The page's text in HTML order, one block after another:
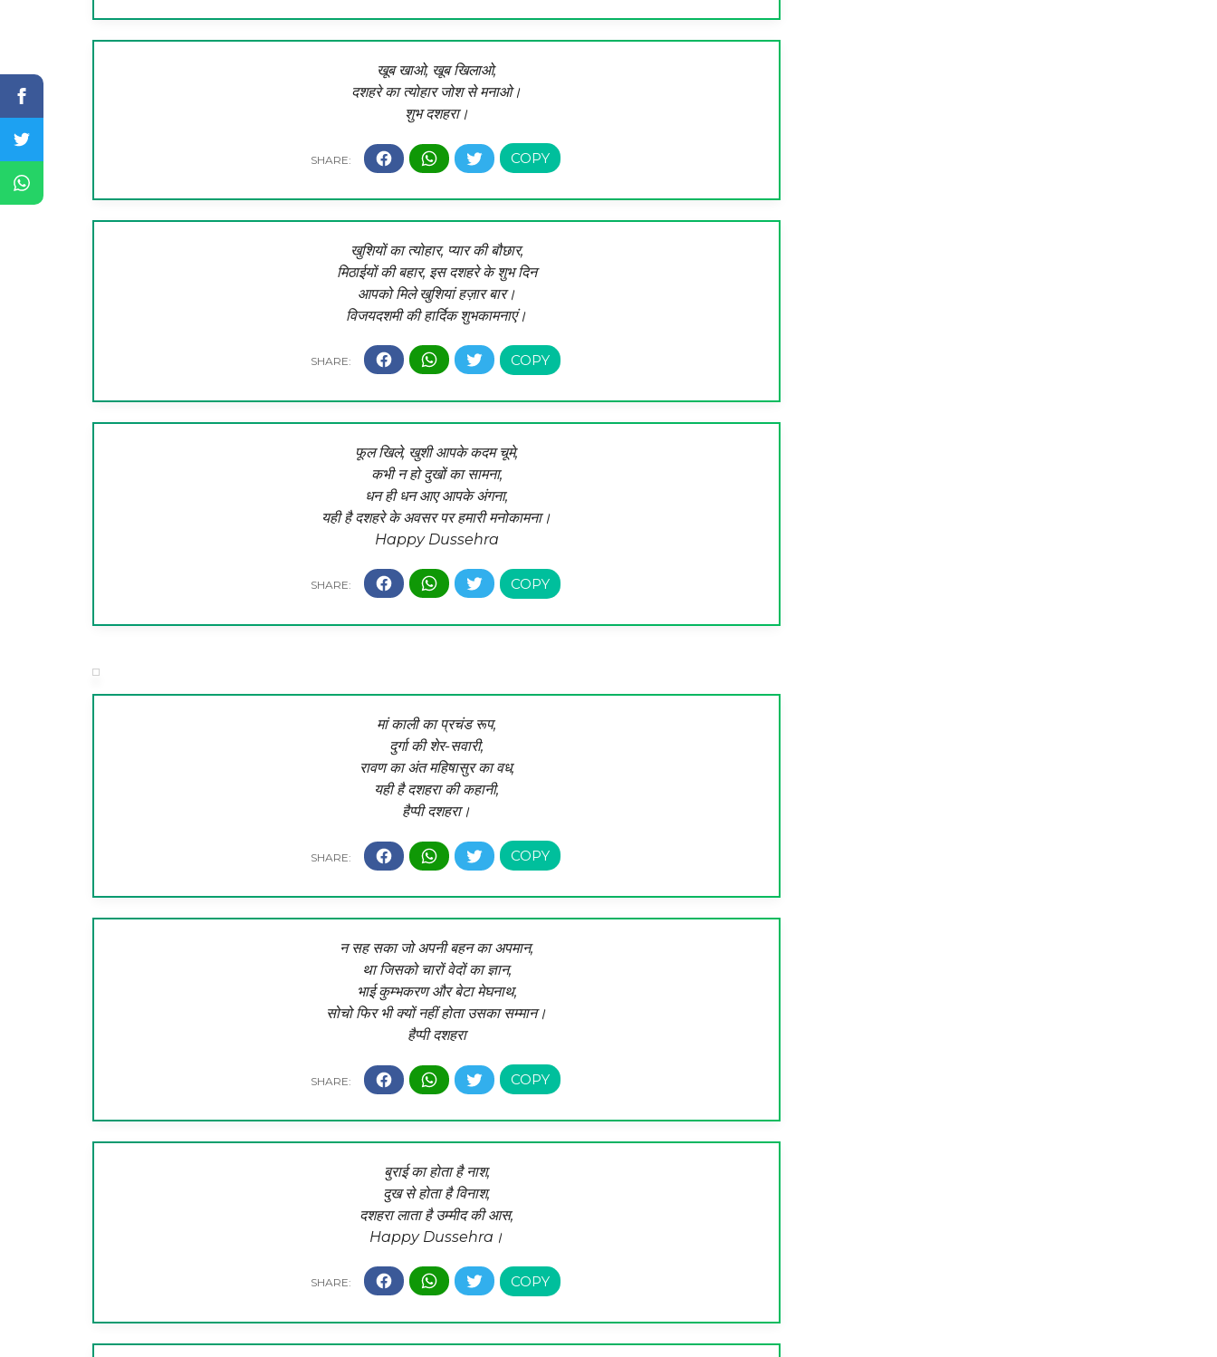
खूब खाओ, खूब खिलाओ,
दशहरे का त्योहार जोश से मनाओ।
शुभ दशहरा।
खुशियों का त्योहार, प्यार की बौछार,
मिठाईयों की बहार, इस दशहरे के शुभ दिन
आपको मिले खुशियां हज़ार बार।
विजयदशमी की हार्दिक शुभकामनाएं।
फूल खिले, खुशी आपके कदम चूमे,
कभी न हो दुखों का सामना,
धन ही धन आए आपके अंगना,
यही है दशहरे के अवसर पर हमारी मनोकामना।
Happy Dussehra
मां काली का प्रचंड रूप,
दुर्गा की शेर-सवारी,
रावण का अंत महिषासुर का वध,
यही है दशहरा की कहानी,
हैप्पी दशहरा।
न सह सका जो अपनी बहन का अपमान,
था जिसको चारों वेदों का ज्ञान,
भाई कुम्भकरण और बेटा मेघनाथ,
सोचो फिर भी क्यों नहीं होता उसका सम्मान।
हैप्पी दशहरा
बुराई का होता है नाश,
दुख से होता है विनाश,
दशहरा लाता है उम्मीद की आस,
Happy Dussehra।